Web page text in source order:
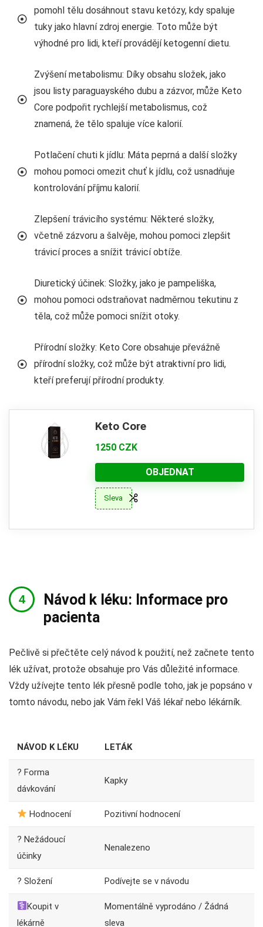
pomohl tělu dosáhnout stavu ketózy, kdy spaluje
tuky jako hlavní zdroj energie. Toto může být
výhodné pro lidi, kteří provádějí ketogenní dietu.
Zvýšení metabolismu: Díky obsahu složek, jako
jsou listy paraguayského dubu a zázvor, může Keto
Core podpořit rychlejší metabolismus, což
znamená, že tělo spaluje více kalorií.
Potlačení chuti k jídlu: Máta peprná a další složky
mohou pomoci omezit chuť k jídlu, což usnadňuje
kontrolování příjmu kalorií.
Zlepšení trávicího systému: Některé složky,
včetně zázvoru a šalvěje, mohou pomoci zlepšit
trávicí proces a snížit trávicí obtíže.
Diuretický účinek: Složky, jako je pampeliška,
mohou pomoci odstraňovat nadměrnou tekutinu z
těla, což může pomoci snížit otoky.
Přírodní složky: Keto Core obsahuje převážně
přírodní složky, což může být atraktivní pro lidi,
kteří preferují přírodní produkty.
Keto Core
1250 CZK
OBJEDNAT
Sleva
Návod k léku: Informace pro
pacienta
Pečlivě si přečtěte celý návod k použití, než začnete tento
lék užívat, protože obsahuje pro Vás důležité informace.
Vždy užívejte tento lék přesně podle toho, jak je popsáno v
tomto návodu, nebo jak Vám řekl Váš lékař nebo lékárník.
NÁVOD K LÉKU LETÁK
? Forma
dávkování
Kapky
Hodnocení Pozitivní hodnocení
? Nežádoucí
účinky
Nenalezeno
? Složení Podívejte se v návodu
Koupit v
lékárně
Momentálně vyprodáno / Žádná
sleva